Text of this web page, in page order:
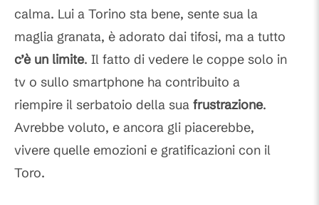
calma. Lui a Torino sta bene, sente sua la
maglia granata, è adorato dai tifosi, ma a tutto
c’è un limite. Il fatto di vedere le coppe solo in
tv o sullo smartphone ha contribuito a
riempire il serbatoio della sua frustrazione.
Avrebbe voluto, e ancora gli piacerebbe,
vivere quelle emozioni e gratificazioni con il
Toro.